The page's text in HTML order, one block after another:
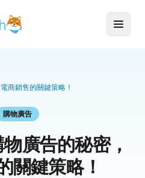
商銷售的關鍵策略！
購物廣告
廣告的秘密，
關鍵策略！